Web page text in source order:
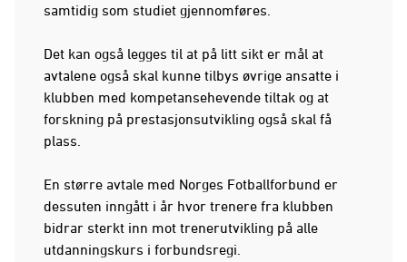
samtidig som studiet gjennomføres.
Det kan også legges til at på litt sikt er mål at
avtalene også skal kunne tilbys øvrige ansatte i
klubben med kompetansehevende tiltak og at
forskning på prestasjonsutvikling også skal få
plass.
En større avtale med Norges Fotballforbund er
dessuten inngått i år hvor trenere fra klubben
bidrar sterkt inn mot trenerutvikling på alle
utdanningskurs i forbundsregi.